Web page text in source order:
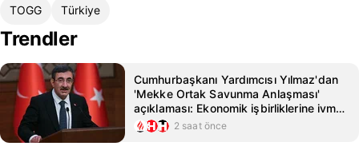
TOGG Türkiye
Trendler
Cumhurbaşkanı Yardımcısı Yılmaz'dan
'Mekke Ortak Savunma Anlaşması'
açıklaması: Ekonomik işbirliklerine ivme
kazandırmasını bekliyoruz
2 saat önce